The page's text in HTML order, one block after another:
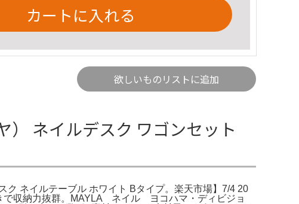
カートに入れる
欲しいものリストに追加
ネイルデスク ワゴンセット
ク ネイルテーブル ホワイト Bタイプ。楽天市場】7/4 20
で収納力抜群。MAYLA ネイル ヨコハマ・ディビジョ